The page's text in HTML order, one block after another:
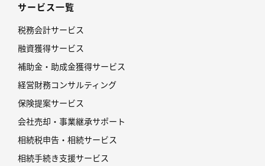
サービス一覧
税務会計サービス
融資獲得サービス
補助金・助成金獲得サービス
経営財務コンサルティング
保険提案サービス
会社売却・事業継承サポート
相続税申告・相続サービス
相続手続き支援サービス